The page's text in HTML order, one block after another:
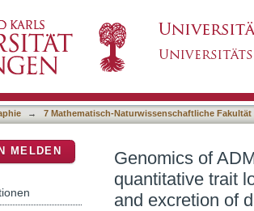
metabolism and
→ 7 Mathematisch-Naturwissenschaftliche Fakultät
Genomics of
quantitative trait
and excretion of
MELDEN